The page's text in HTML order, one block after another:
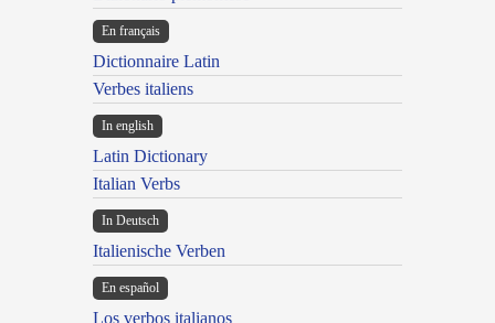
En français
Dictionnaire Latin
Verbes italiens
In english
Latin Dictionary
Italian Verbs
In Deutsch
Italienische Verben
En español
Los verbos italianos